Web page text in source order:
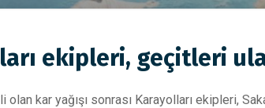
ekipleri, geçitleri
olan kar yağışı sonrası Karayolları ekipleri,